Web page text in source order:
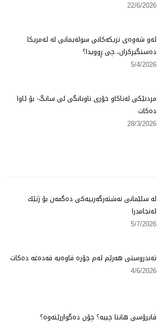
22/6/2026
ئەو شەوەی نزیكەكانی سولەیمانی لە ئەمریكا
دەستگیركران، چی ڕوویدا؟
5/4/2026
مردنێكی لەناكاو خۆری ناوبانگی لی سانگ- بۆ ئاوا
دەكات
28/3/2026
لە سلێمانی نەشتەرگەرییەكی دەگمەن بۆ ژنێك
ئەنجامدرا
5/7/2026
تەندروستی هەرێم ئەم جۆرە قاوەیە قەدەغە دەكات
4/6/2026
ڤایرۆسی هانتا چییە؟ چۆن دەگوازرێتەوە؟